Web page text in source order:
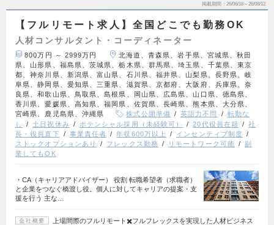
掲載期間 26/06/18～26/08/12
【フルリモート求人】全国どこでも勤務OK
人材コンサルタント・コーディネーター
800万円 ～ 2999万円
北海道、青森県、岩手県、宮城県、秋田
県、山形県、福島県、茨城県、栃木県、群馬県、埼玉県、千葉県、東京
都、神奈川県、新潟県、富山県、石川県、福井県、山梨県、長野県、岐
阜県、静岡県、愛知県、三重県、滋賀県、京都府、大阪府、兵庫県、奈
良県、和歌山県、鳥取県、島根県、岡山県、広島県、山口県、徳島県、
香川県、愛媛県、高知県、福岡県、佐賀県、長崎県、熊本県、大分県、
宮崎県、鹿児島県、沖縄県
株式公開準備 英語力不問
転勤な
し
土日祝休み ポテンシャル採用（未経験可） 20代役員在籍
社
長・役員直下
事業責任者 年収600万以上
インセンティブ制度
ストックオプションあり
フレックス勤務 リモートワーク可能
副
業してもOK
・CA（キャリアアドバイザー） 役割 転職希望者（求職者）
と企業をつなぐ橋渡し役。個人に対してキャリアの提案・支
援を行う 主な…
会社概要 上場間際のフルリモート✖️フルフレックスを実現した人材ビジネス